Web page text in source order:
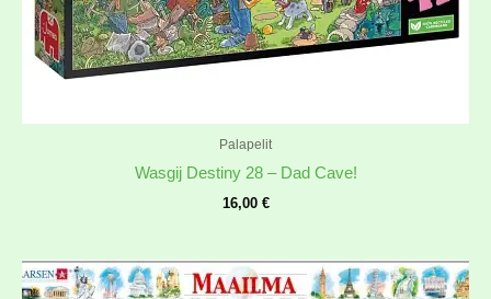
Palapelit
Wasgij Destiny 28 – Dad Cave!
16,00 €